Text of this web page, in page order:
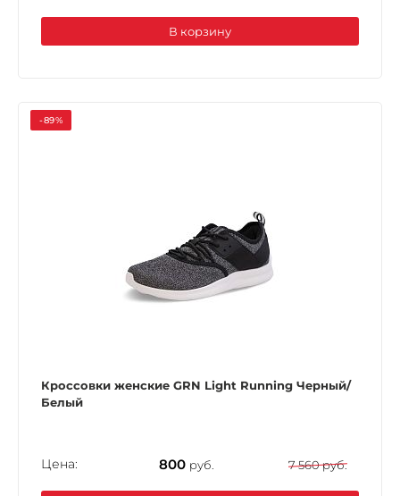
В корзину
-89%
Кроссовки женские GRN Light Running Черный/
Белый
Цена: 800 руб. 7 560 руб.